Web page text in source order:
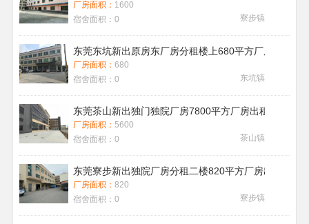
厂房面积： 1600
宿舍面积： 0 寮步镇
东莞东坑新出原房东厂房分租楼上680平方厂房出租现
厂房面积： 680
宿舍面积： 0 东坑镇
东莞茶山新出独门独院厂房7800平方厂房出租带喷淋
厂房面积： 5600
宿舍面积： 0 茶山镇
东莞寮步新出独院厂房分租二楼820平方厂房出租
厂房面积： 820
宿舍面积： 0 寮步镇